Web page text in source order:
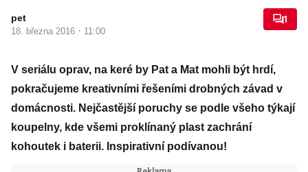
pet
18. března 2016 · 11:00
1
V seriálu oprav, na keré by Pat a Mat mohli být hrdí,
pokračujeme kreativními řešeními drobných závad v
domácnosti. Nejčastější poruchy se podle všeho týkají
koupelny, kde všemi proklínaný plast zachrání
kohoutek i baterii. Inspirativní podívanou!